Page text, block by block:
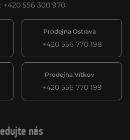
: +420 556 300 970
Prodejna Ostrava
+420 556 770 198
Prodejna Vítkov
+420 556 770 199
nás